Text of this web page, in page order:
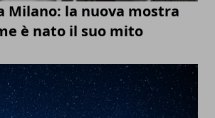
Milano: la nuova mostra
è nato il suo mito